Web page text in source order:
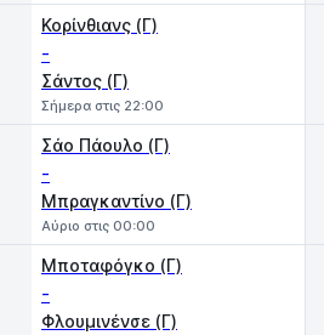
Κορίνθιανς (Γ)
-
Σάντος (Γ)
Σήμερα στις 22:00
Σάο Πάουλο (Γ)
-
Μπραγκαντίνο (Γ)
Αύριο στις 00:00
Μποταφόγκο (Γ)
-
Φλουμινένσε (Γ)